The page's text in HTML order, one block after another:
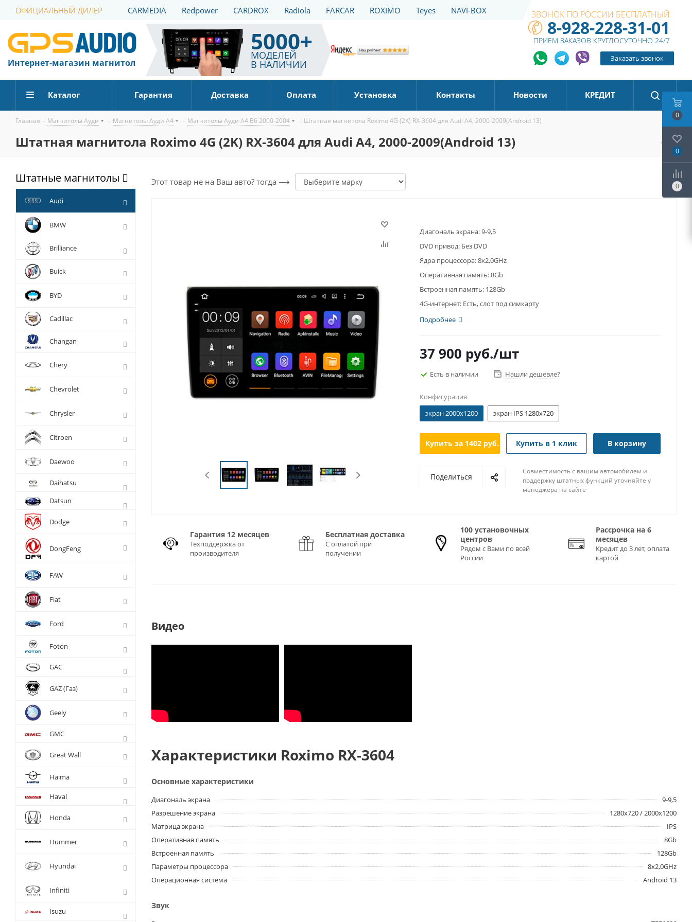
ОФИЦИАЛЬНЫЙ ДИЛЕР CARMEDIA Redpower CARDROX Radiola FARCAR ROXIMO Teyes NAVI-BOX
Интернет-магазин магнитол
5000+
МОДЕЛЕЙ
В НАЛИЧИИ
ЗВОНОК ПО РОССИИ БЕСПЛАТНЫЙ
8-928-228-31-01
ПРИЕМ ЗАКАЗОВ КРУГЛОСУТОЧНО 24/7
Заказать звонок
Каталог Гарантия Доставка Оплата Установка Контакты Новости КРЕДИТ
Главная - Магнитолы Ауди - Магнитолы Ауди А4 - Магнитолы Ауди A4 B6 2000-2004 - Штатная магнитола Roximo 4G (2K) RX-3604 для Audi A4, 2000-2009(Android 13)
Штатная магнитола Roximo 4G (2K) RX-3604 для Audi A4, 2000-2009(Android 13)
Этот товар не на Ваш авто? тогда ⟶
Диагональ экрана:9-9,5
DVD привод: Без DVD
Ядра процессора:8x2,0GHz
Оперативная память:8Gb
Встроенная память: 128Gb
4G-интернет: Есть, слот под симкарту
Подробнее
37 900 руб./шт
Есть в наличии Нашли дешевле?
Конфигурация
экран 2000x1200
экран IPS 1280x720
Купить за 1402 руб./мес.Купить в 1 клик В корзину
Поделиться
Совместимость с вашим автомобилем и
поддержку штатных функций уточняйте у
менеджера на сайте
Гарантия 12 месяцев
Техподдержка от
производителя
Бесплатная доставка
С оплатой при
получении
100 установочных
центров
Рядом с Вами по всей
России
Рассрочка на 6
месяцев
Кредит до 3 лет, оплата
картой
Видео
Характеристики Roximo RX-3604
Основные характеристики
Диагональ экрана
9-9,5
Разрешение экрана
1280x720 / 2000x1200
Матрица экрана
IPS
Оперативная память
8Gb
Встроенная память
128Gb
Параметры процессора
8x2,0GHz
Операционная система
Android 13
Звук
Штатные магнитолы
Audi
BMW
Brilliance
Buick
BYD
Cadillac
Changan
Chery
Chevrolet
Chrysler
Citroen
Daewoo
Daihatsu
Datsun
Dodge
DongFeng
FAW
Fiat
Ford
Foton
GAC
GAZ (Газ)
Geely
GMC
Great Wall
Haima
Haval
Honda
Hummer
Hyundai
Infiniti
Isuzu
0
0
0